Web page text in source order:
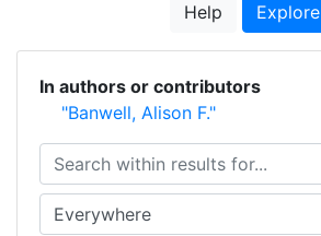
Help Explore
In authors or contributors
"Banwell, Alison F."
Search within results for...
Search in...